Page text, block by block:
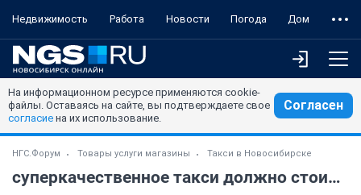
Недвижимость Работа Новости Погода Дом
На информационном ресурсе применяются cookie-
файлы. Оставаясь на сайте, вы подтверждаете свое
согласие на их использование.
Согласен
НГС.Форум Товары услуги магазины Такси в Новосибирске
суперкачественное такси должно стоить супердорого?